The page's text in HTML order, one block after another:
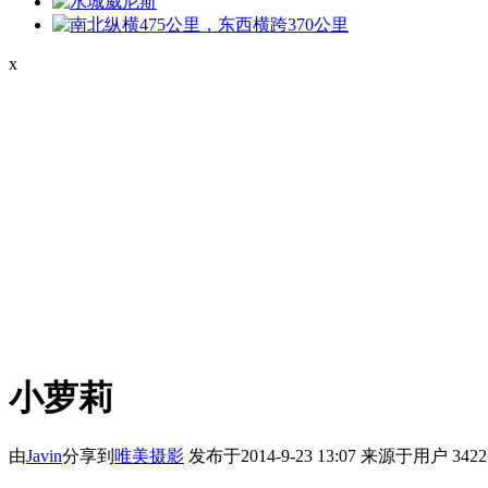
x
小萝莉
由Javin分享到 唯美摄影 发布于2014-9-23 13:07 来源于用户